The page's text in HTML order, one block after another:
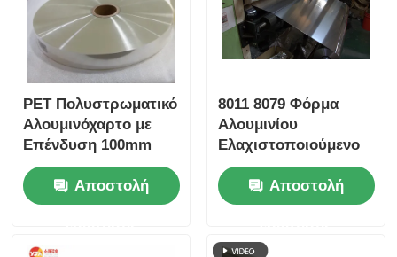
εξοικονόμηση
ενέργειας στις
κατασκευές
PET Πολυστρωματικό
Αλουμινόχαρτο με
Επένδυση 100mm
Πάχος Πολυεστέρα
για Αεραγωγούς
Αποστολή
8011 8079 Φόρμα
Αλουμινίου
Ελαχιστοποιούμενο
Ανθεκτικό στην
τρύπα Υψηλό
φράγμα Για
Φαρμακευτικά
Αποστολή